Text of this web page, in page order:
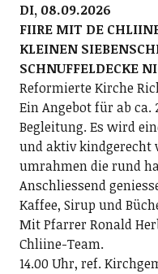
DI, 08.09.2026
FIIRE MIT DE
KLEINEN
SCHNUFFELDECKE
Reformierte Kirche
Ein Angebot für ab ca.
Begleitung. Es wird
und aktiv kindgerecht
umrahmen die rund
Anschliessend
Kaffee, Sirup und
Mit Pfarrer Ronald
Chliine-Team.
14.00 Uhr, ref.